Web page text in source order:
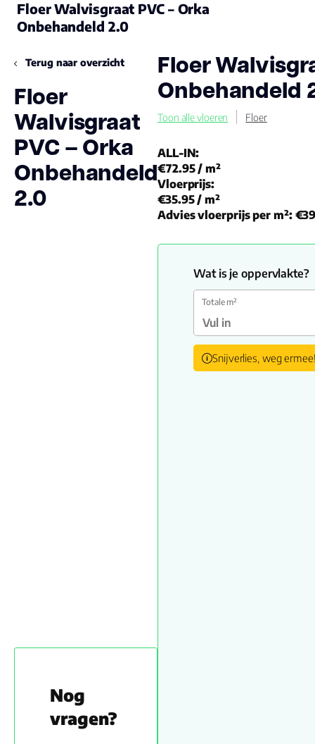
Floer Walvisgraat PVC – Orka
Onbehandeld 2.0
Terug naar overzicht
Floer
Walvisgraat
PVC – Orka
Onbehandeld
2.0
Nog
vragen?
Floer
Onbehandeld
Toon alle vloeren Floer
ALL-IN:
€72.95/ m²
Vloerprijs:
€35.95/ m²
Advies vloerprijs per m²:
Wat is je oppervlakte?
Totale m²
Snijverlies, weg